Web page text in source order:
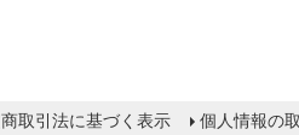
取引法に基づく表示 個人情報の